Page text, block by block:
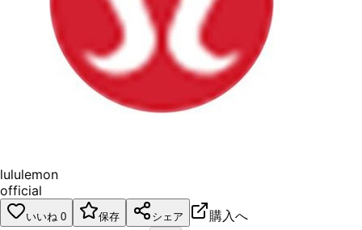
lululemon
official
いいね 0 保存 シェア 購入へ